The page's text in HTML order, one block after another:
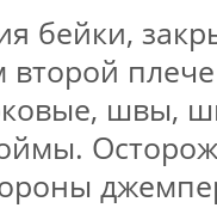
бейки,
второй
швы,